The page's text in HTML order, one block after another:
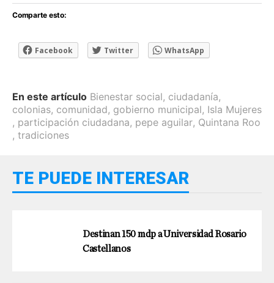
Comparte esto:
Facebook Twitter WhatsApp
En este artículo Bienestar social, ciudadanía,
colonias, comunidad, gobierno municipal, Isla Mujeres
, participación ciudadana, pepe aguilar, Quintana Roo
, tradiciones
TE PUEDE INTERESAR
Destinan 150 mdp a Universidad Rosario
Castellanos